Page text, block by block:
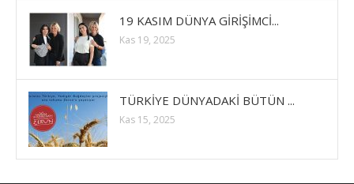
19 KASIM DÜNYA GİRİŞİMCİ...
Kas 19, 2025
TÜRKİYE DÜNYADAKİ BÜTÜN ...
Kas 15, 2025